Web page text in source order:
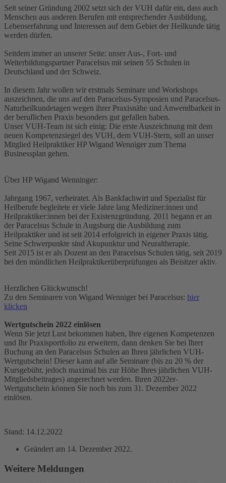
Seit seiner Gründung 2002 setzt sich der VUH dafür ein, dass auch
Menschen aus anderen Berufen mit entsprechender Ausbildung,
Lebenserfahrung und Interessen auf dem Gebiet der Heilkunde tätig
werden dürfen.
Seitdem immer an unserer Seite: unser Aus-, Fort- und
Weiterbildungspartner Paracelsus mit seinen 55 Schulen in
Deutschland und der Schweiz.
In diesem Jahr wollen wir erstmals Seminare und Workshops
auszeichnen, die uns auf den Paracelsus-Symposien und Paracelsus-
Naturheilkundetagen wegen ihrer Praxisnähe und Anwendbarkeit in
der beruflichen Praxis besonders gut gefallen haben.
Unser VUH-Team ist sich einig: Die erste Auszeichnung mit dem
neuen Kompetenzsiegel des VUH, dem VUH-Stern, soll an unser
Mitglied Heilpraktiker HP Wigand Wenniger zum Thema
Businessplan gehen.
Über HP Wigand Wenninger:
Jahrgang 1967, verheiratet. Als Bankfachwirt und Spezialist für
Heilberufe begleitete er viele Jahre lang Mediziner:innen und
Heilpraktiker:innen bei der Existenzgründung. 2011 begann er an
der Paracelsus Schule in Augsburg die Ausbildung zum
Heilpraktiker und ist seit 2014 erfolgreich in eigener Praxis tätig.
Seine Schwerpunkte sind Akupunktur und Neuraltherapie.
Seit 2015 ist er als Dozent an den Paracelsus Schulen tätig, seit 2019
bei den mündlichen Heilpraktikerüberprüfungen als Beisitzer aktiv.
Herzlichen Glückwunsch!
Zu den Seminaren von Wigand Wenniger bei Paracelsus: hier
klicken
Wertgutschein 2022 einlösen
Wenn Sie jetzt Lust bekommen haben, Ihre eigenen Kompetenzen
und Ihr Praxisportfolio zu erweitern, dann denken Sie bei Ihrer
Buchung an den Paracelsus Schulen an Ihren jährlichen VUH-
Wertgutschein! Dieser kann auf alle Seminare (bis zu 20 % der
Kursgebühr, jedoch maximal bis zur Höhe Ihres jährlichen VUH-
Mitgliedsbeitrages) angerechnet werden. Ihren 2022er-
Wertgutschein können Sie noch bis zum 31. Dezember 2022
einlösen.
Stand: 14.12.2022
Geändert am 14. Dezember 2022.
Weitere Meldungen